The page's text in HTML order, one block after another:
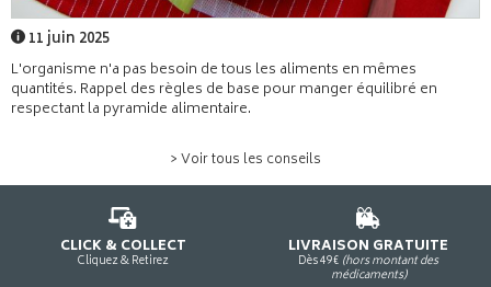
11 juin 2025
L'organisme n'a pas besoin de tous les aliments en mêmes
quantités. Rappel des règles de base pour manger équilibré en
respectant la pyramide alimentaire.
> Voir tous les conseils
CLICK & COLLECT
Cliquez & Retirez
LIVRAISON GRATUITE
Dès 49€ (hors montant des
médicaments)